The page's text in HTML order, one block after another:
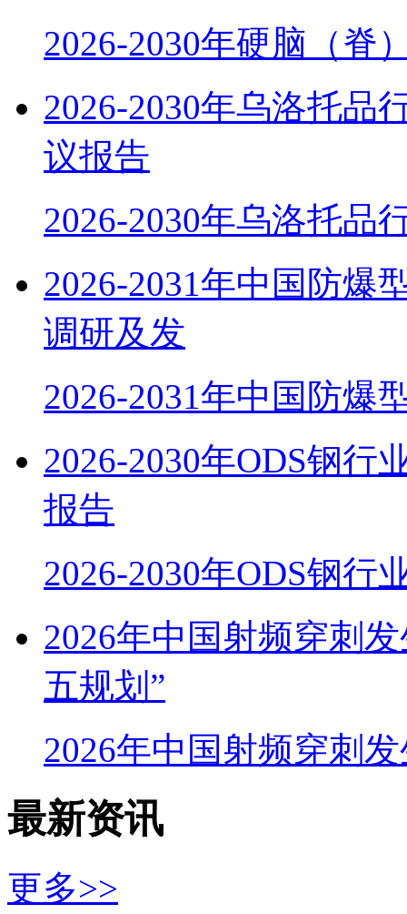
2026-2030年硬脑（脊
2026-2030年乌洛托品
议报告
2026-2030年乌洛托品
2026-2031年中国防爆
调研及发
2026-2031年中国防爆
2026-2030年ODS钢行
报告
2026-2030年ODS钢行
2026年中国射频穿刺
五规划”
2026年中国射频穿刺
最新资讯
更多>>